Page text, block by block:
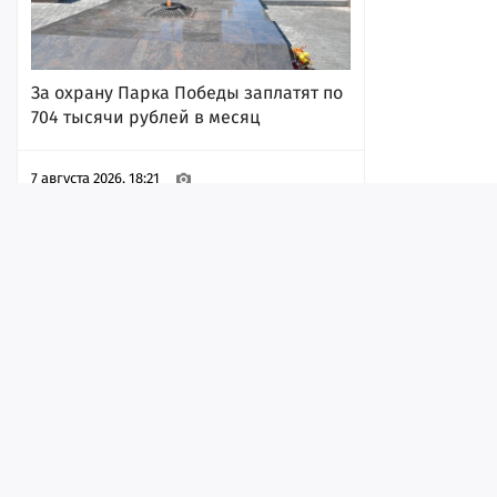
За охрану Парка Победы заплатят по
704 тысячи рублей в месяц
7 августа 2026, 18:21